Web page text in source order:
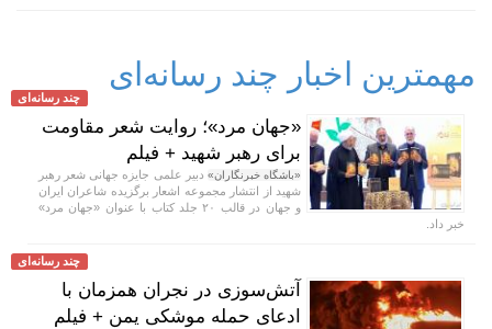
مهمترین اخبار چند رسانه‌ای
چند رسانه‌ای
«جهان مرد»؛ روایت شعر مقاومت
برای رهبر شهید + فیلم
«باشگاه خبرنگاران» دبیر علمی جایزه جهانی شعر رهبر
شهید از انتشار مجموعه اشعار برگزیده شاعران ایران
و جهان در قالب ۲۰ جلد کتاب با عنوان «جهان مرد»
خبر داد.
چند رسانه‌ای
آتش‌سوزی در نجران همزمان با
ادعای حمله موشکی یمن + فیلم